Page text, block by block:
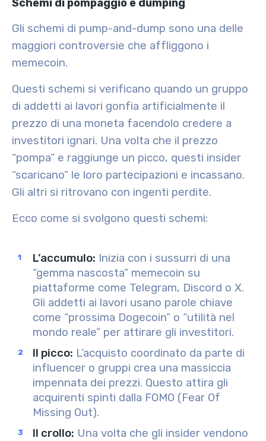
Schemi di pompaggio e dumping
Gli schemi di pump-and-dump sono una delle
maggiori controversie che affliggono i
memecoin.
Questi schemi si verificano quando un gruppo
di addetti ai lavori gonfia artificialmente il
prezzo di una moneta facendolo credere a
investitori ignari. Una volta che il prezzo
“pompa” e raggiunge un picco, questi insider
“scaricano” le loro partecipazioni e incassano.
Gli altri si ritrovano con ingenti perdite.
Ecco come si svolgono questi schemi:
L’accumulo: Inizia con i sussurri di una
“gemma nascosta” memecoin su
piattaforme come Telegram, Discord o X.
Gli addetti ai lavori usano parole chiave
come “prossima Dogecoin” o “utilità nel
mondo reale” per attirare gli investitori.
Il picco: L’acquisto coordinato da parte di
influencer o gruppi crea una massiccia
impennata dei prezzi. Questo attira gli
acquirenti spinti dalla FOMO (Fear Of
Missing Out).
Il crollo: Una volta che gli insider vendono